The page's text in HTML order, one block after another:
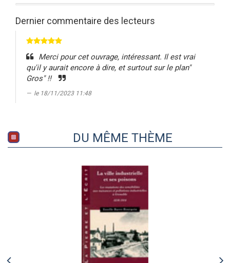
Dernier commentaire des lecteurs
Merci pour cet ouvrage, intéressant. Il est vrai
qu'il y aurait encore à dire, et surtout sur le plan"
Gros" !!
le 18/11/2023 11:48
DU MÊME THÈME